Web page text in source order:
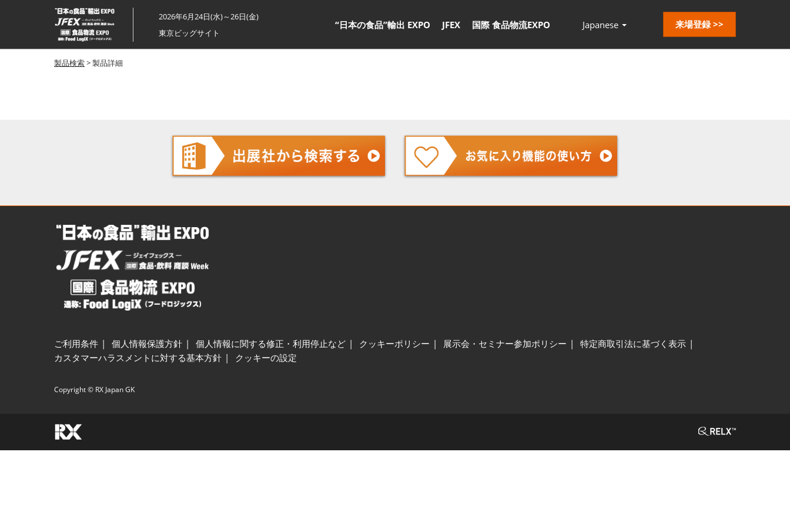
ス
キ
ッ
プ
し
2026年6月24日(水)～26日(金)
東京ビッグサイト
“日本の食品”輸出 EXPO JFEX 国際 食品物流EXPO Japanese 来場登録 >>
製品検索> 製品詳細
ご利用条件 個人情報保護方針 個人情報に関する修正・利用停止など クッキーポリシー 展示会・セミナー参加ポリシー
特定商取引法に基づく表示
カスタマーハラスメントに対する基本方針
クッキーの設定
Copyright © RX Japan GK